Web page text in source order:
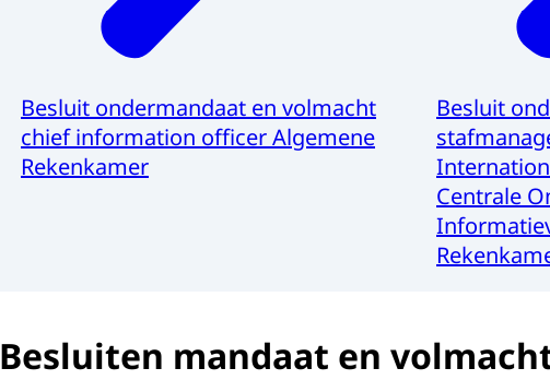
Besluit ondermandaat en volmacht
chief information officer Algemene
Rekenkamer
Besluit
Centrale
Besluiten mandaat en